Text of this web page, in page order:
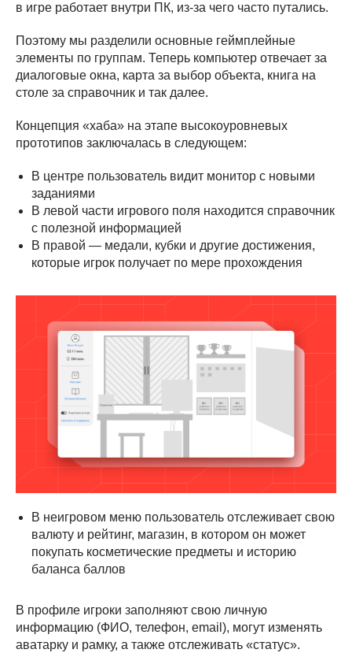
в игре работает внутри ПК, из-за чего часто путались.
Поэтому мы разделили основные геймплейные
элементы по группам. Теперь компьютер отвечает за
диалоговые окна, карта за выбор объекта, книга на
столе за справочник и так далее.
Концепция «хаба» на этапе высокоуровневых
прототипов заключалась в следующем:
В центре пользователь видит монитор с новыми
заданиями
В левой части игрового поля находится справочник
с полезной информацией
В правой — медали, кубки и другие достижения,
которые игрок получает по мере прохождения
В неигровом меню пользователь отслеживает свою
валюту и рейтинг, магазин, в котором он может
покупать косметические предметы и историю
баланса баллов
В профиле игроки заполняют свою личную
информацию (ФИО, телефон, email), могут изменять
аватарку и рамку, а также отслеживать «статус».